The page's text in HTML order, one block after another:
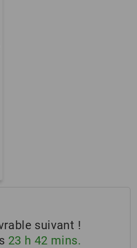
suivant !
23 h 42 mins.